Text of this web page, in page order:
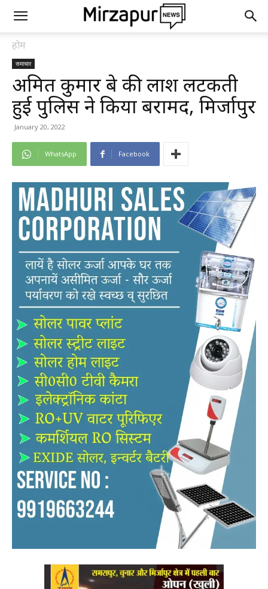
होम
समाचार
अमित कुमार दूबे की लाश लटकती
हुई पुलिस ने किया बरामद, मिर्जापुर
January 20, 2022
WhatsApp Facebook